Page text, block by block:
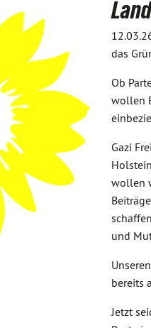
das
Ob
wollen
Gazi
wollen
und
bereits
Jetzt